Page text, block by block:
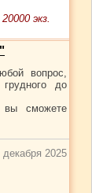
экз.
вопрос,
до
вы сможете
декабря 2025